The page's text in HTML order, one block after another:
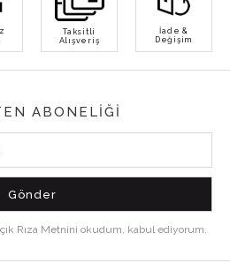
Taksitli
Alışveriş
İade &
Değişim
ABONELİĞİ
Rıza Metnini okudum, kabul ediyorum.